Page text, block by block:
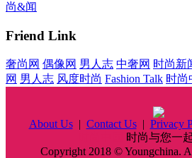
尚&闻
Friend Link
奢尚网 偶像网 男人志 中奢网 时尚新
网 男人志 风度时尚 Fashion Talk 时尚
About Us| Contact Us| Privacy
时尚与您一
Copyright 2018 © Youngchina.